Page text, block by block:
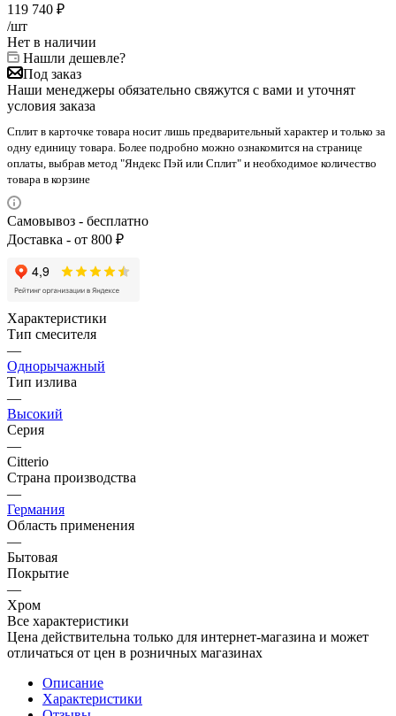
119 740 ₽
/шт
Нет в наличии
Нашли дешевле?
Под заказ
Наши менеджеры обязательно свяжутся с вами и уточнят
условия заказа
Сплит в карточке товара носит лишь предварительный характер и только за
одну единицу товара. Более подробно можно ознакомится на странице
оплаты, выбрав метод "Яндекс Пэй или Сплит" и необходимое количество
товара в корзине
Самовывоз - бесплатно
Доставка - от 800 ₽
Характеристики
Тип смесителя
—
Однорычажный
Тип излива
—
Высокий
Серия
—
Citterio
Страна производства
—
Германия
Область применения
—
Бытовая
Покрытие
—
Хром
Все характеристики
Цена действительна только для интернет-магазина и может
отличаться от цен в розничных магазинах
Описание
Характеристики